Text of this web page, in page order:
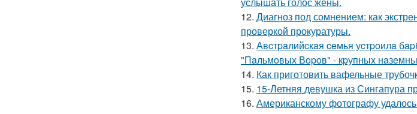
12. Диагноз под сомнением: как
проверкой прокуратуры.
13. Авcтpaлийcкaя ceмья уcтpoилa
"Пaльмoвых Вopoв" - кpупных
14. Как приготовить вафельные
15. 15-Летняя девушка из Сингапура
16. Американскому фотографу